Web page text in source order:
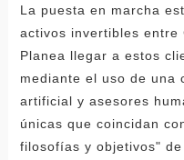
La puesta en marcha
activos invertibles entre
Planea llegar a estos
mediante el uso de una
artificial y asesores
únicas que coincidan
filosofías y objetivos"